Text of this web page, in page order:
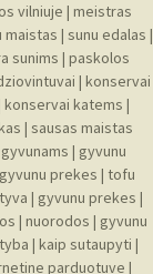
vilniuje | meistras
maistas | sunu edalas |
sunims | paskolos
| konservai
konservai katems |
| sausas maistas
| gyvunu
gyvunu prekes | tofu
| gyvunu prekes |
| nuorodos | gyvunu
| kaip sutaupyti |
parduotuve |